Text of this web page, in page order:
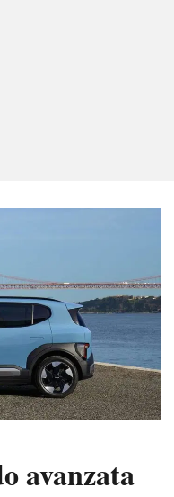
avanzata